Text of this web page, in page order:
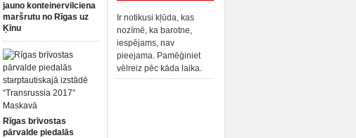
jauno konteinervilciena
maršrutu no Rīgas uz
Ķīnu
Rīgas brīvostas
pārvalde piedalās
Ir notikusi kļūda, kas
nozīmē, ka barotne,
iespējams, nav
pieejama. Pamēģiniet
vēlreiz pēc kāda laika.